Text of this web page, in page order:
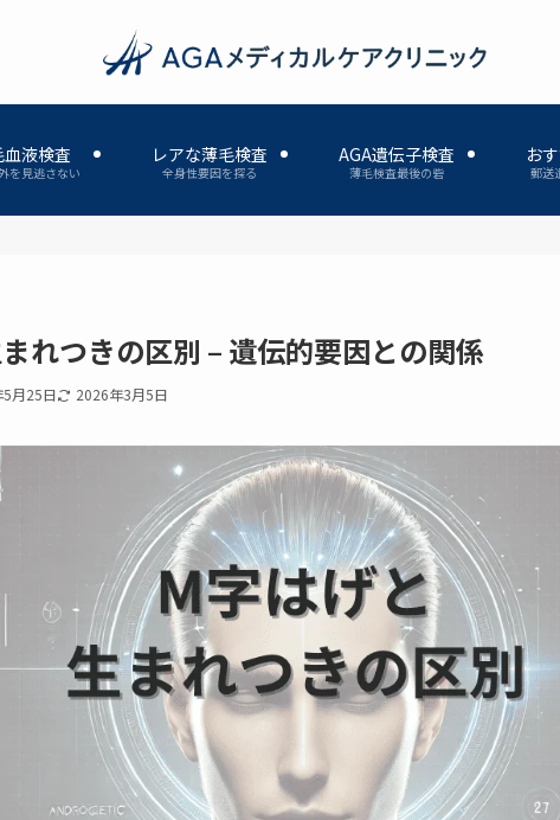
液検査
を見逃さない
レアな薄毛検査
全身性要因を探る
AGA遺伝子検査
薄毛検査最後の砦
お
郵送
れつきの区別 – 遺伝的要因との関係
月25日 2026年3月5日